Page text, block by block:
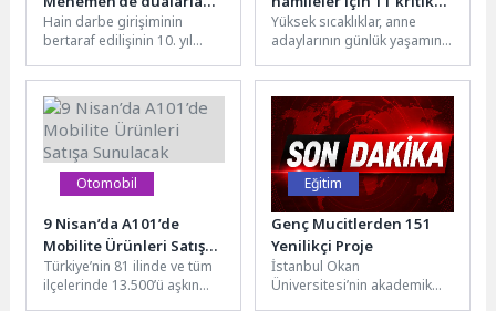
anıldı
Hain darbe girişiminin
bertaraf edilişinin 10. yıl
Yıldıztepe Şehitliği'nde tören
düzenlendi. Törende
konuşan...
öneri
Yüksek sıcaklıklar, anne
adaylarının günlük yaşamını
döneminde hormonlardaki
değişimler ve artan kan
dolaşımı...
Otomobil
9 Nisan’da A101’de
Mobilite Ürünleri Satışa
Sunulacak
Türkiye’nin 81 ilinde ve tüm
ilçelerinde 13.500’ü aşkın
Eğitim
Genç Mucitlerden 151
Yenilikçi Proje
İstanbul Okan
Üniversitesi’nin akademik